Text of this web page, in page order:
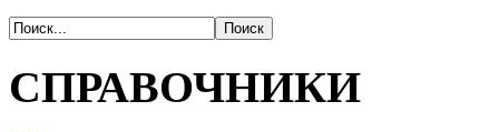
СПРАВОЧНИКИ